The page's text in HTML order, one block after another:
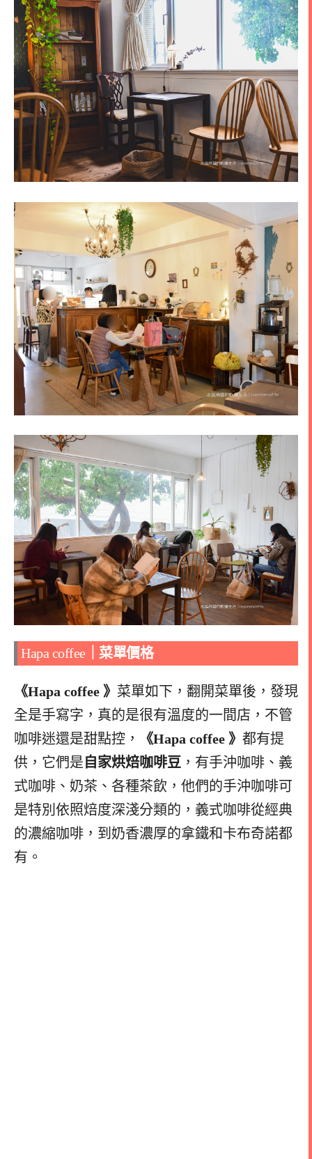
Hapa coffee 菜單價格
《Hapa coffee 》 菜單如下，翻開菜單後，發現
全是手寫字，真的是很有溫度的一間店，不管
咖啡迷還是甜點控，
《Hapa coffee 》 都有提
供，它們是 自家烘焙咖啡豆 ，有手沖咖啡、義
式咖啡、奶茶、各種茶飲，他們的手沖咖啡可
是特別依照焙度深淺分類的，義式咖啡從經典
的濃縮咖啡，到奶香濃厚的拿鐵和卡布奇諾都
有。